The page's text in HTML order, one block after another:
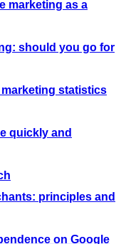
marketing as a
should you go for
statistics
quickly and
principles and
on Google